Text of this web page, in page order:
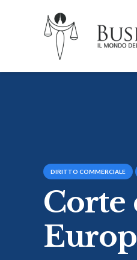
DIRITTO COMMERCIALE
Corte